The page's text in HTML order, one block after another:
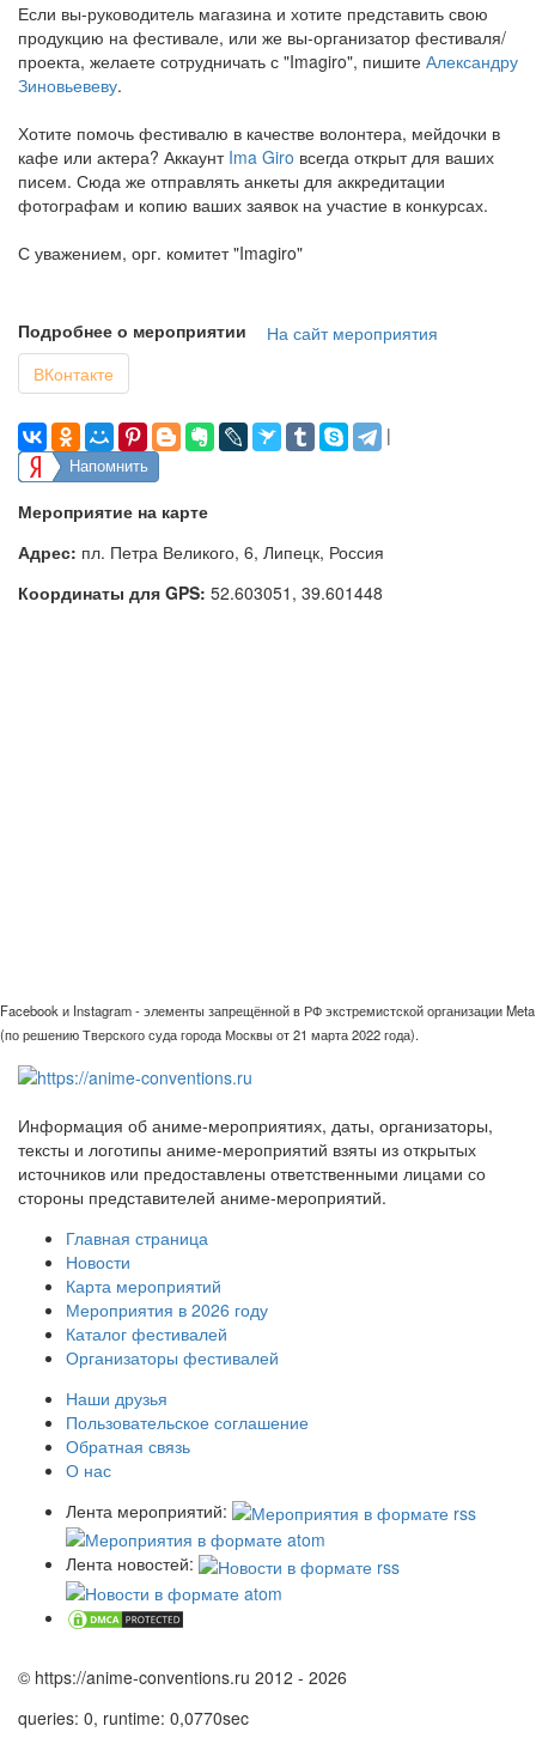
Если вы-руководитель магазина и хотите представить свою
продукцию на фестивале, или же вы-организатор фестиваля/
проекта, желаете сотрудничать с "Imagiro", пишите Александру
Зиновьевеву.
Хотите помочь фестивалю в качестве волонтера, мейдочки в
кафе или актера? Аккаунт Ima Giro всегда открыт для ваших
писем. Сюда же отправлять анкеты для аккредитации
фотографам и копию ваших заявок на участие в конкурсах.
С уважением, орг. комитет "Imagiro"
Подробнее о мероприятии
На сайт мероприятия
ВКонтакте
|
Напомнить
Мероприятие на карте
Адрес: пл. Петра Великого, 6, Липецк, Россия
Координаты для GPS: 52.603051 , 39.601448
Facebook и Instagram - элементы запрещённой в РФ экстремистской организации Meta
(по решению Тверского суда города Москвы от 21 марта 2022 года).
Информация об аниме-мероприятиях, даты, организаторы,
тексты и логотипы аниме-мероприятий взяты из открытых
источников или предоставлены ответственными лицами со
стороны представителей аниме-мероприятий.
Главная страница
Новости
Карта мероприятий
Мероприятия в 2026 году
Каталог фестивалей
Организаторы фестивалей
Наши друзья
Пользовательское соглашение
Обратная связь
О нас
Лента мероприятий:
Лента новостей:
© https://anime-conventions.ru 2012 - 2026
queries: 0, runtime: 0,0770sec